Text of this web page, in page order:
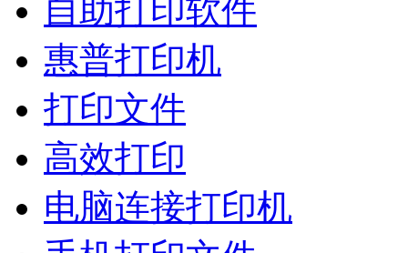
自助打印软件
惠普打印机
打印文件
高效打印
电脑连接打印机